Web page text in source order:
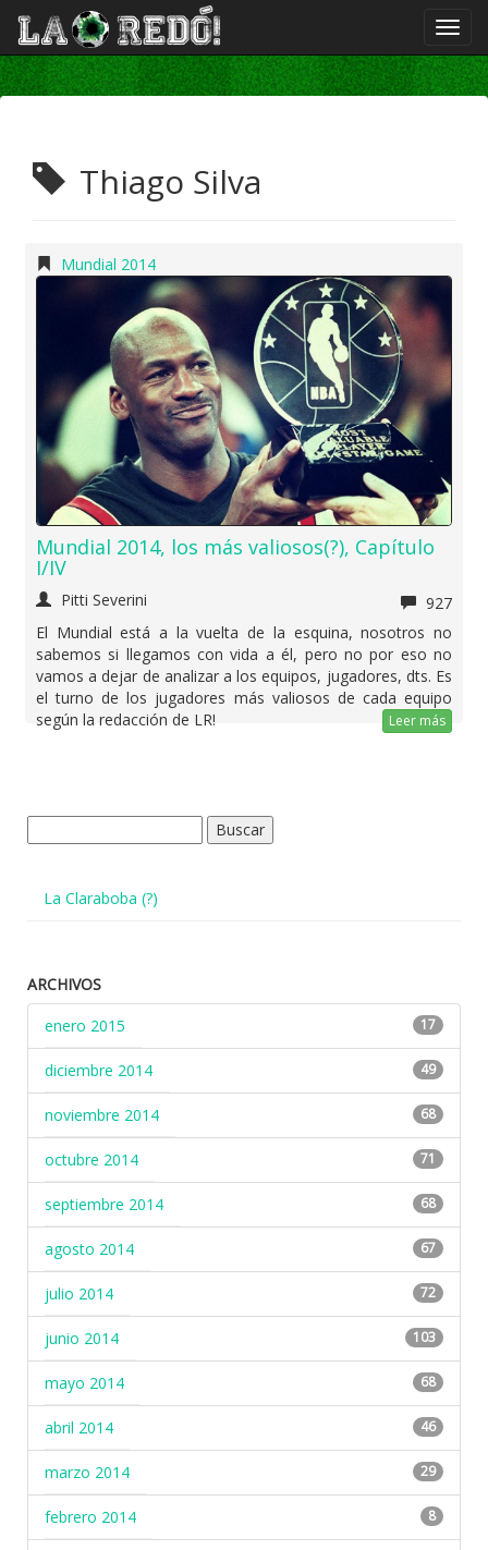
Thiago Silva
Mundial 2014
Mundial 2014, los más valiosos(?), Capítulo
I/IV
Pitti Severini
927
El Mundial está a la vuelta de la esquina, nosotros no
sabemos si llegamos con vida a él, pero no por eso no
vamos a dejar de analizar a los equipos, jugadores, dts. Es
el turno de los jugadores más valiosos de cada equipo
según la redacción de LR!
Leer más
La Claraboba (?)
ARCHIVOS
enero 2015
17
diciembre 2014 49
noviembre 2014 68
octubre 2014 71
septiembre 2014 68
agosto 2014 67
julio 2014 72
junio 2014 103
mayo 2014 68
abril 2014 46
marzo 2014 29
febrero 2014 8